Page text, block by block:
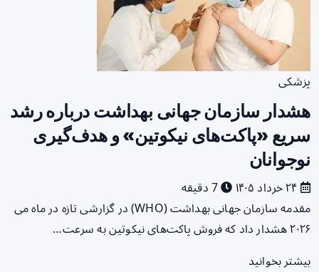
پزشکی
هشدار سازمان جهانی بهداشت درباره رشد
سریع «پاکت‌های نیکوتین» و هدف‌گیری
نوجوانان
7 دقیقه
مقدمه سازمان جهانی بهداشت (WHO) در گزارشی تازه در ماه می
۲۰۲۶ هشدار داد که فروش پاکت‌های نیکوتین به سرعت…
بیشتر بخوانید